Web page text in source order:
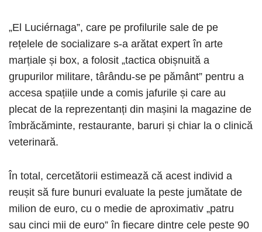
„El Luciérnaga”, care pe profilurile sale de pe
rețelele de socializare s-a arătat expert în arte
marțiale și box, a folosit „tactica obișnuită a
grupurilor militare, târându-se pe pământ” pentru a
accesa spațiile unde a comis jafurile și care au
plecat de la reprezentanți din mașini la magazine de
îmbrăcăminte, restaurante, baruri și chiar la o clinică
veterinară.
În total, cercetătorii estimează că acest individ a
reușit să fure bunuri evaluate la peste jumătate de
milion de euro, cu o medie de aproximativ „patru
sau cinci mii de euro” în fiecare dintre cele peste 90